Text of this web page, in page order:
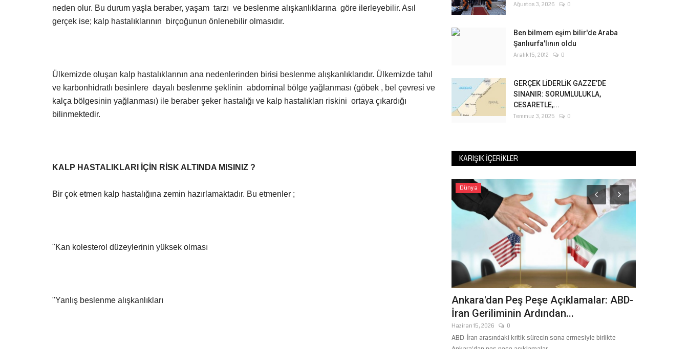
neden olur. Bu durum yaşla beraber, yaşam tarzı ve beslenme alışkanlıklarına göre ilerleyebilir. Asıl
gerçek ise; kalp hastalıklarının birçoğunun önlenebilir olmasıdır.
Ülkemizde oluşan kalp hastalıklarının ana nedenlerinden birisi beslenme alışkanlıklarıdır. Ülkemizde tahıl
ve karbonhidratlı besinlere dayalı beslenme şeklinin abdominal bölge yağlanması (göbek , bel çevresi ve
kalça bölgesinin yağlanması) ile beraber şeker hastalığı ve kalp hastalıkları riskini ortaya çıkardığı
bilinmektedir.
KALP HASTALIKLARI İÇİN RİSK ALTINDA MISINIZ ?
Bir çok etmen kalp hastalığına zemin hazırlamaktadır. Bu etmenler ;
"Kan kolesterol düzeylerinin yüksek olması
"Yanlış beslenme alışkanlıkları
Ağustos 3, 2026 0
Ben bilmem eşim bilir'de Araba
Şanlıurfa'lının oldu
Aralık 15, 2012 0
GERÇEK LİDERLİK GAZZE’DE
SINANIR: SORUMLULUKLA,
CESARETLE,...
Temmuz 3, 2025 0
KARIŞIK İÇERIKLER
2026 YKS Sonuçları Açıklandı: TYT
Dünya
Ankara'dan Peş Peşe Açıklamalar: ABD-
İran Geriliminin Ardından...
Haziran 15, 2026 0
ABD-İran arasındaki kritik sürecin sona ermesiyle birlikte